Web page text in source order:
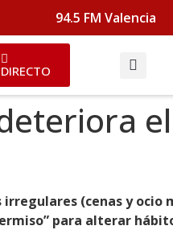
94.5 FM Valencia
DIRECTO
(cenas y ocio
para alterar